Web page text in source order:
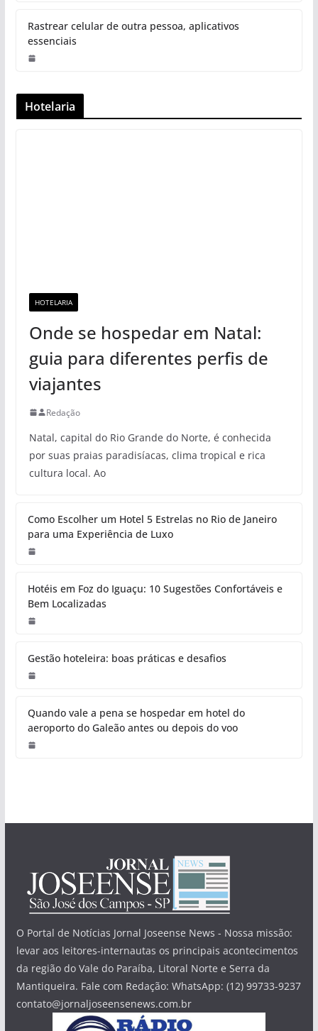
Rastrear celular de outra pessoa, aplicativos
essenciais
Hotelaria
HOTELARIA
Onde se hospedar em Natal:
guia para diferentes perfis de
viajantes
Redação
Natal, capital do Rio Grande do Norte, é conhecida
por suas praias paradisíacas, clima tropical e rica
cultura local. Ao
Como Escolher um Hotel 5 Estrelas no Rio de Janeiro
para uma Experiência de Luxo
Hotéis em Foz do Iguaçu: 10 Sugestões Confortáveis e
Bem Localizadas
Gestão hoteleira: boas práticas e desafios
Quando vale a pena se hospedar em hotel do
aeroporto do Galeão antes ou depois do voo
O Portal de Notícias Jornal Joseense News - Nossa missão:
levar aos leitores-internautas os principais acontecimentos
da região do Vale do Paraíba, Litoral Norte e Serra da
Mantiqueira. Fale com Redação: WhatsApp: (12) 99733-9237
contato@jornaljoseensenews.com.br